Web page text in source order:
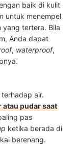
baik di kulit
untuk menempel
tertera. Bila
Anda dapat
, waterproof,
air.
pudar saat
pas
ketika berada di
berenang.